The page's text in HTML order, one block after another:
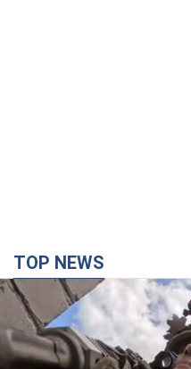
Третий армейский
российских
направлении